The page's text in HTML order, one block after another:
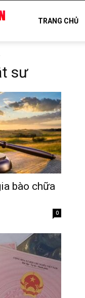
uy
tín
TRANG CHỦ
sư
bào chữa
0